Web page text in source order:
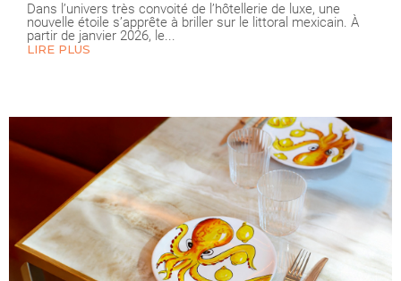
Dans l’univers très convoité de l’hôtellerie de luxe, une
nouvelle étoile s’apprête à briller sur le littoral mexicain. À
partir de janvier 2026, le...
LIRE PLUS